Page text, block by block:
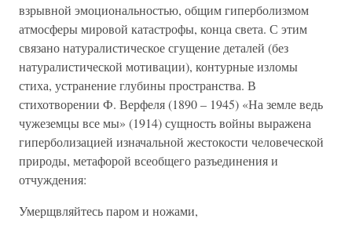
взрывной эмоциональностью, общим гиперболизмом
атмосферы мировой катастрофы, конца света. С этим
связано натуралистическое сгущение деталей (без
натуралистической мотивации), контурные изломы
стиха, устранение глубины пространства. В
стихотворении Ф. Верфеля (1890 – 1945) «На земле ведь
чужеземцы все мы» (1914) сущность войны выражена
гиперболизацией изначальной жестокости человеческой
природы, метафорой всеобщего разъединения и
отчуждения:
Умерщвляйтесь паром и ножами,